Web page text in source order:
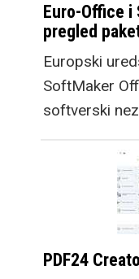
Euro-Office i
pregled
Europski
SoftMaker
softverski
PDF24